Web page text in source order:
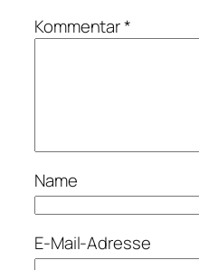
Kommentar*
Name
E-Mail-Adresse